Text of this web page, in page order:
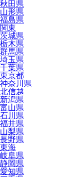
秋田県
山形県
福島県
関東
茨城県
栃木県
群馬県
埼玉県
千葉県
東京都
神奈川県
北信越
新潟県
富山県
石川県
福井県
山梨県
長野県
東海
岐阜県
静岡県
愛知県